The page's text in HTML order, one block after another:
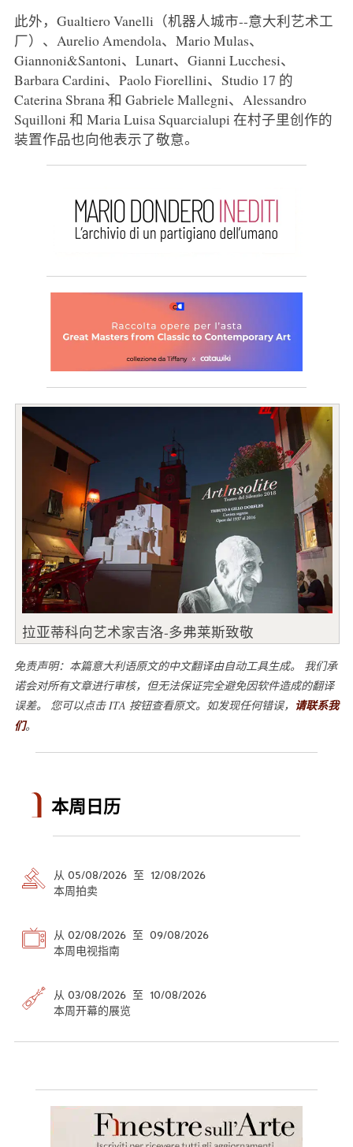
此外，Gualtiero Vanelli（机器人城市--意大利艺术工
厂）、Aurelio Amendola、Mario Mulas、
Giannoni&Santoni、Lunart、Gianni Lucchesi、
Barbara Cardini、Paolo Fiorellini、Studio 17 的
Caterina Sbrana 和 Gabriele Mallegni、Alessandro
Squilloni 和 Maria Luisa Squarcialupi 在村子里创作的
装置作品也向他表示了敬意。
拉亚蒂科向艺术家吉洛-多弗莱斯致敬
免责声明：本篇意大利语原文的中文翻译由自动工具生成。 我们承
诺会对所有文章进行审核，但无法保证完全避免因软件造成的翻译
误差。 您可以点击 ITA 按钮查看原文。如发现任何错误， 请联系我
们。
本周日历
从 05/08/2026 至 12/08/2026
本周拍卖
从 02/08/2026 至 09/08/2026
本周电视指南
从 03/08/2026 至 10/08/2026
本周开幕的展览